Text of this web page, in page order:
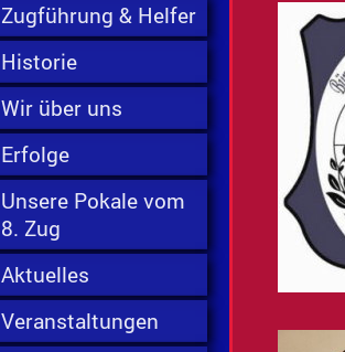
Zugführung & Helfer
Historie
Wir über uns
Erfolge
Unsere Pokale vom
8. Zug
Aktuelles
Veranstaltungen